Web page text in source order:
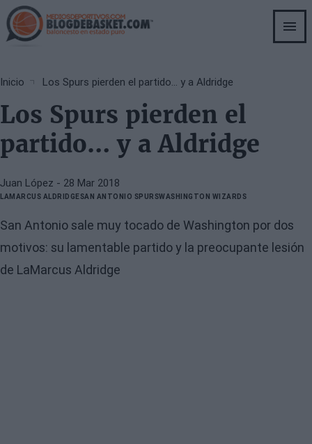
Skip
to
main
Breadcrumb
Inicio Los Spurs pierden el partido… y a Aldridge
Los Spurs pierden el
partido… y a Aldridge
Juan López - 28 Mar 2018
LAMARCUS ALDRIDGESAN ANTONIO SPURSWASHINGTON WIZARDS
San Antonio sale muy tocado de Washington por dos
motivos: su lamentable partido y la preocupante lesión
de LaMarcus Aldridge